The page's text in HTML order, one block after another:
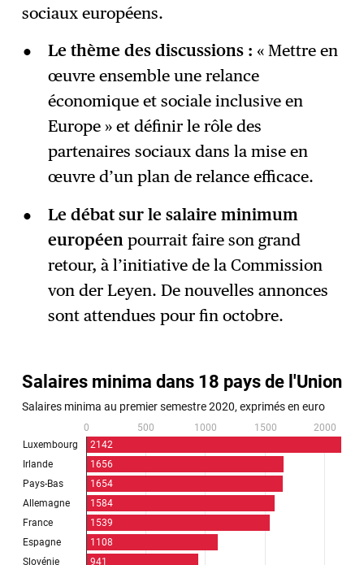
sociaux européens.
Le thème des discussions : « Mettre en
œuvre ensemble une relance
économique et sociale inclusive en
Europe » et définir le rôle des
partenaires sociaux dans la mise en
œuvre d’un plan de relance efficace.
Le débat sur le salaire minimum
européen pourrait faire son grand
retour, à l’initiative de la Commission
von der Leyen. De nouvelles annonces
sont attendues pour fin octobre.